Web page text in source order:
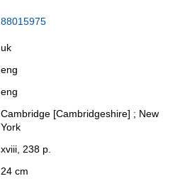
88015975
uk
eng
eng
Cambridge [Cambridgeshire] ; New
York
xviii, 238 p.
24 cm